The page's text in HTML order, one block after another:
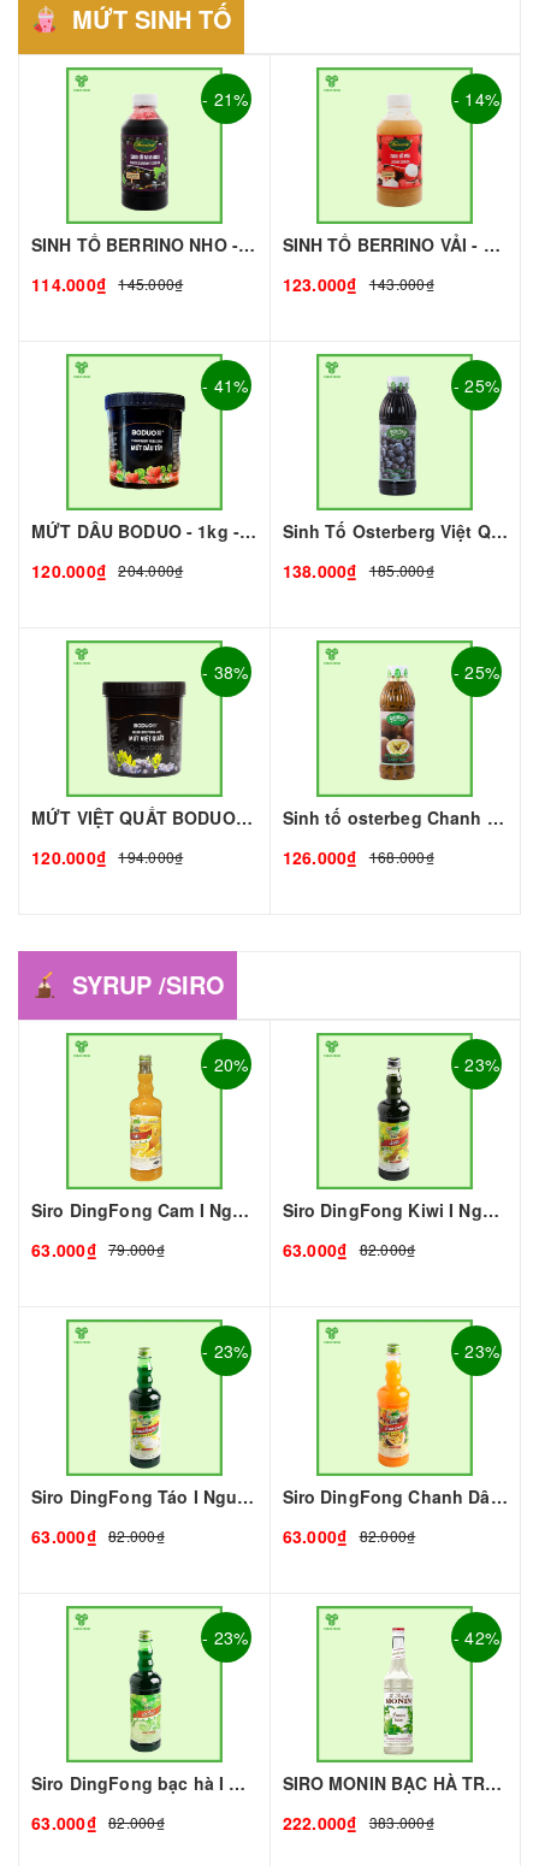
MỨT SINH TỐ
- 21%
SINH TỐ BERRINO NHO - 1L - BERRINO | Mứt - Sinh Tố làm Trà Sữa - TOBEE FOOD
114.000₫
145.000₫
- 14%
SINH TỐ BERRINO VẢI - 1L - BERRINO | Mứt - Sinh Tố làm Trà Sữa - TOBEE FOOD
123.000₫
143.000₫
- 41%
MỨT DÂU BODUO - 1kg - DOBUO | Mứt - Sinh Tố làm Trà Sữa - TOBEE FOOD
120.000₫
204.000₫
- 25%
Sinh Tố Osterberg Việt Quất I Nguyên Liệu Pha Chế - Trà Trái Cây - Tobee Food
138.000₫
185.000₫
- 38%
MỨT VIỆT QUẤT BODUO- 1kg - BODUO | Mứt - Sinh Tố làm Trà Sữa - TOBEE FOOD
120.000₫
194.000₫
- 25%
Sinh tố osterbeg Chanh Dây 1L I Nguyên Liệu Pha Chế - Trà Trái Cây - Tobee Food
126.000₫
168.000₫
SYRUP /SIRO
- 20%
Siro DingFong Cam I Nguyên Liệu Pha Chế - Tobee Food
63.000₫ 79.000₫
- 23%
Siro DingFong Kiwi I Nguyên Liệu Pha Chế - Tobee Food
63.000₫
82.000₫
- 23%
Siro DingFong Táo I Nguyên Liệu Pha Chế - Tobee Food
63.000₫ 82.000₫
- 23%
Siro DingFong Chanh Dây I Nguyên Liệu Pha Chế - Tobee Food
63.000₫
82.000₫
- 23%
Siro DingFong bạc hà I Nguyên Liệu Pha Chế - Tobee Food
63.000₫ 82.000₫
- 42%
SIRO MONIN BẠC HÀ TRẮNG - 700ML - MONIN | Nguyên liệu pha chế - TOBEE FOOD
222.000₫
383.000₫